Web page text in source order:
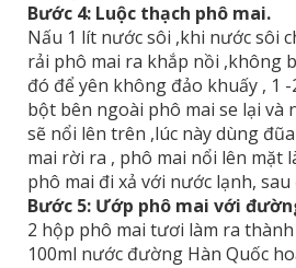
Bước 4: Luộc thạch phô mai.
Nấu 1 lít nước sôi ,khi nước sôi
rải phô mai ra khắp nồi ,không
đó để yên không đảo khuấy , 1
bột bên ngoài phô mai se lại và
sẽ nổi lên trên ,lúc này dùng
mai rời ra , phô mai nổi lên mặt
phô mai đi xả với nước lạnh,
Bước 5: Ướp phô mai với
2 hộp phô mai tươi làm ra
100ml nước đường Hàn Quốc